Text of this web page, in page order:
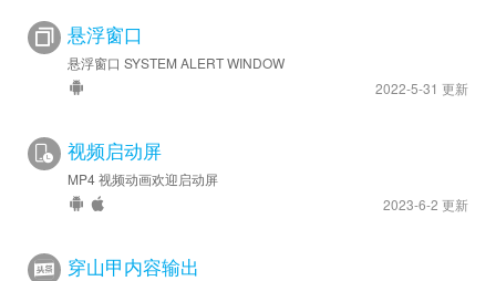
悬浮窗口
悬浮窗口 SYSTEM ALERT WINDOW
2022-5-31 更新
视频启动屏
MP4 视频动画欢迎启动屏
2023-6-2 更新
穿山甲内容输出